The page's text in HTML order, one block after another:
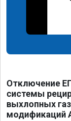
Отключение
системы
выхлопных
модификаций